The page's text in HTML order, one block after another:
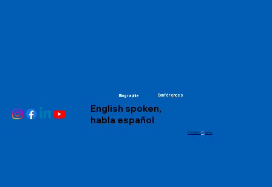
Biographie Conférences
English spoken,
habla español
CréationYSoweb